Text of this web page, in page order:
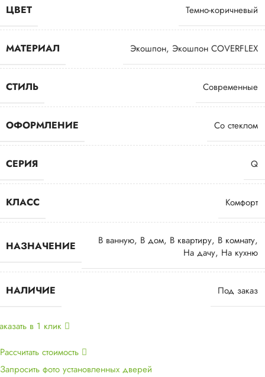
ЦВЕТ Темно-коричневый
МАТЕРИАЛ Экошпон, Экошпон COVERFLEX
СТИЛЬ Современные
ОФОРМЛЕНИЕ Со стеклом
СЕРИЯ Q
КЛАСС Комфорт
НАЗНАЧЕНИЕ В ванную, В дом, В квартиру, В комнату,
На дачу, На кухню
НАЛИЧИЕ Под заказ
в 1 клик
Рассчитать стоимость
Запросить фото установленных дверей